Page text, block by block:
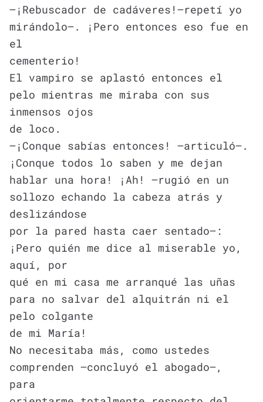
—¡Rebuscador de cadáveres!—repetí yo
mirándolo—. ¡Pero entonces eso fue en
el
cementerio!
El vampiro se aplastó entonces el
pelo mientras me miraba con sus
inmensos ojos
de loco.
—¡Conque sabías entonces! —articuló—.
¡Conque todos lo saben y me dejan
hablar una hora! ¡Ah! —rugió en un
sollozo echando la cabeza atrás y
deslizándose
por la pared hasta caer sentado—:
¡Pero quién me dice al miserable yo,
aquí, por
qué en mi casa me arranqué las uñas
para no salvar del alquitrán ni el
pelo colgante
de mi María!
No necesitaba más, como ustedes
comprenden —concluyó el abogado—,
para